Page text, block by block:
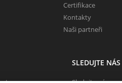
Certifikace
Kontakty
Naši partneři
SLEDUJTE NÁS